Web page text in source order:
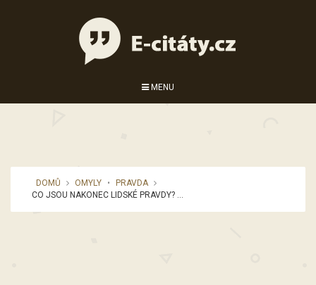
MENU
DOMŮ OMYLY •
PRAVDA
CO JSOU NAKONEC LIDSKÉ PRAVDY? ...